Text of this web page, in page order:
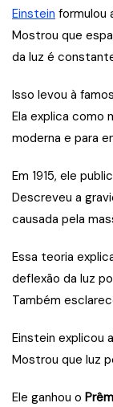
Einstein formulou
Mostrou que
da luz é
Isso levou à
Ela explica como
moderna e para
Em 1915, ele
Descreveu a
causada pela
Essa teoria
deflexão da luz
Também
Einstein explicou
Mostrou que luz
Ele ganhou o